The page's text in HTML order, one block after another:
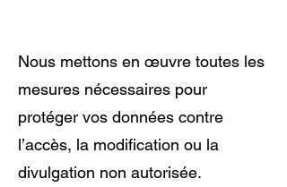
Nous mettons en œuvre toutes les
mesures nécessaires pour
protéger vos données contre
l’accès, la modification ou la
divulgation non autorisée.